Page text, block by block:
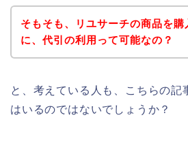
そもそも、リユサーチの商品を購
に、代引の利用って可能なの？
と、考えている人も、こちらの記
はいるのではないでしょうか？